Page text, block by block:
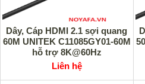
Dây, Cáp HDMI 2.1 sợi quang
60M UNITEK C11085GY01-60M
hỗ trợ 8K@60Hz
4K@120Hz/144Hz cao cấp
Liên hệ